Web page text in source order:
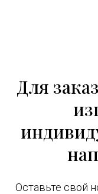
Для
Оставьте свой